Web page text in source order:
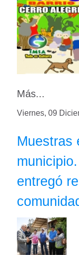
Más...
Viernes, 09
Muestras
entregó